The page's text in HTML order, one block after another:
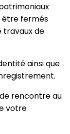
être fermés
travaux de
ainsi que
rencontre au
votre